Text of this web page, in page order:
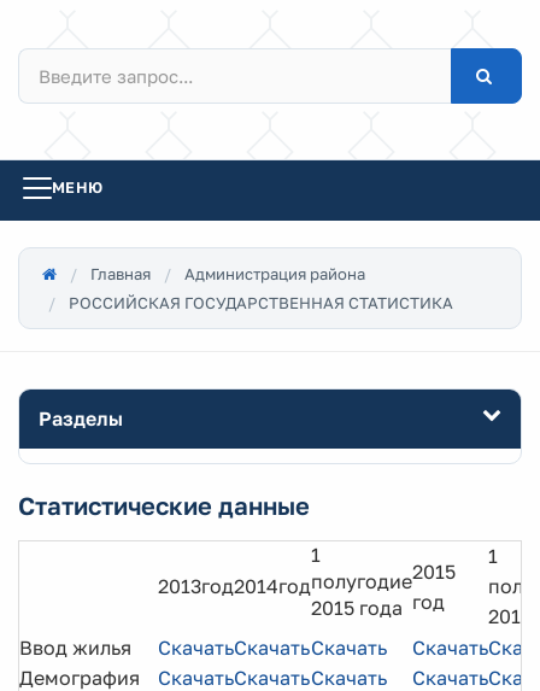
МЕНЮ
Главная
Администрация района
РОССИЙСКАЯ ГОСУДАРСТВЕННАЯ СТАТИСТИКА
Разделы
Статистические данные
2013год2014год
1
полугодие
2015 года
2015
год
1
2016
Ввод жилья
СкачатьСкачатьСкачать Скачать
Демография
СкачатьСкачатьСкачать Скачать